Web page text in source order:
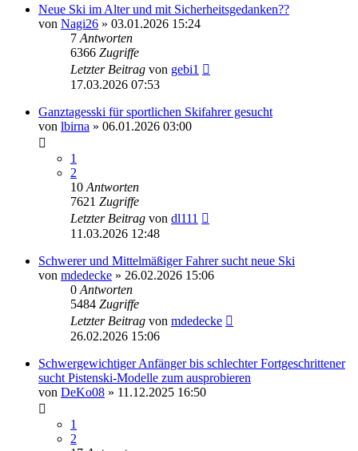
Neue Ski im Alter und mit Sicherheitsgedanken??
von Nagi26 » 03.01.2026 15:24
7 Antworten
6366 Zugriffe
Letzter Beitrag von gebi1
17.03.2026 07:53
Ganztagesski für sportlichen Skifahrer gesucht
von lbirna » 06.01.2026 03:00
1
2
10 Antworten
7621 Zugriffe
Letzter Beitrag von dl111
11.03.2026 12:48
Schwerer und Mittelmäßiger Fahrer sucht neue Ski
von mdedecke » 26.02.2026 15:06
0 Antworten
5484 Zugriffe
Letzter Beitrag von mdedecke
26.02.2026 15:06
Schwergewichtiger Anfänger bis schlechter Fortgeschrittener
sucht Pistenski-Modelle zum ausprobieren
von DeKo08 » 11.12.2025 16:50
1
2